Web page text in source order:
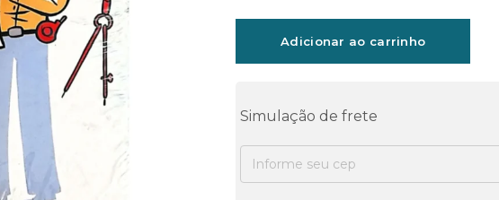
Adicionar ao carrinho
Simulação de frete